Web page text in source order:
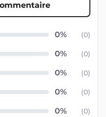
(0)
(0)
(0)
(0)
(0)